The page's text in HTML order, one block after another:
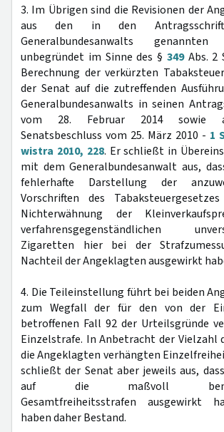
3. Im Übrigen sind die Revisionen der
aus den in den
Generalbundesanwalts genannten
unbegründet im Sinne des § 349Abs. 2
Berechnung der verkürzten
der Senat auf die zutreffenden
Generalbundesanwalts in seinen
vom 28. Februar 2014 sowie
Senatsbeschluss vom 25. März 2010 - 1
wistra 2010, 228. Er schließt in
mit dem Generalbundesanwalt aus,
fehlerhafte Darstellung der
Vorschriften des
Nichterwähnung der
verfahrensgegenständlichen
Zigaretten hier bei der
Nachteil der Angeklagten ausgewirkt
4. Die Teileinstellung führt bei beiden
zum Wegfall der für den von der
betroffenen Fall 92 der Urteilsgründe
Einzelstrafe. In Anbetracht der Vielzahl
die Angeklagten verhängten
schließt der Senat aber jeweils aus,
auf die maßvoll
Gesamtfreiheitsstrafen ausgewirkt
haben daher Bestand.